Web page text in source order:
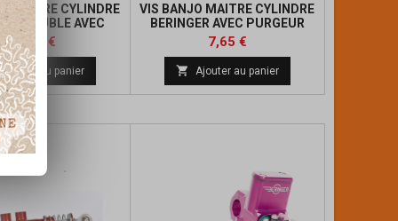
MAITRE CYLINDRE
DOUBLE AVEC
PURGEUR
Prix
19,00 €
Ajouter au panier
VIS BANJO MAITRE CYLINDRE
BERINGER AVEC PURGEUR
Prix
7,65 €Prix
base
 Ajouter au panier